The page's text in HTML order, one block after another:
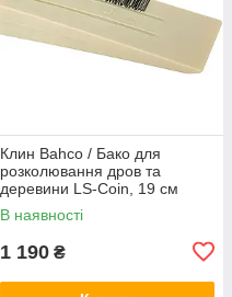
Клин Bahco / Бако для
розколювання дров та
деревини LS-Coin, 19 см
(Швеція)
В наявності
1 190 ₴